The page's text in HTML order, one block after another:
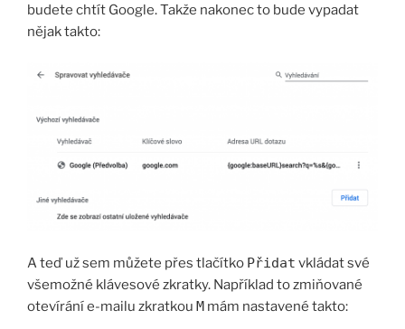
budete chtít Google. Takže nakonec to bude vypadat
nějak takto:
A teď už sem můžete přes tlačítko Přidat vkládat své
všemožné klávesové zkratky. Například to zmiňované
otevírání e-mailu zkratkou M mám nastavené takto: